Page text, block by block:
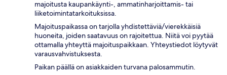
majoitusta kaupankäynti-, ammatinharjoittamis- tai
liiketoimintatarkoituksissa.
Majoituspaikassa on tarjolla yhdistettäviä/vierekkäisiä
huoneita, joiden saatavuus on rajoitettua. Niitä voi pyytää
ottamalla yhteyttä majoituspaikkaan. Yhteystiedot löytyvät
varausvahvistuksesta.
Paikan päällä on asiakkaiden turvana palosammutin.